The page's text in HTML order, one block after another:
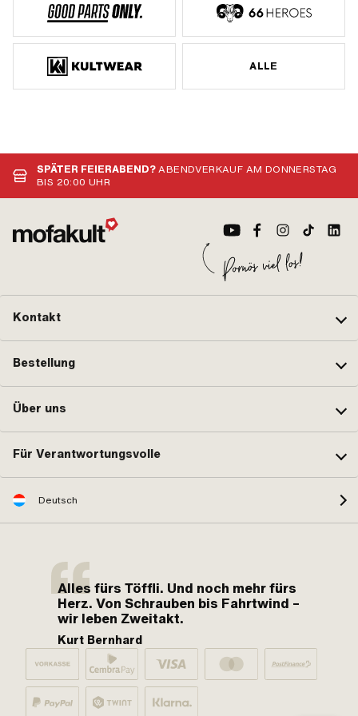
ALLE
SPÄTER FEIERABEND?ABENDVERKAUF AM DONNERSTAG
BIS 20:00 UHR
Kontakt
Bestellung
Über uns
Für Verantwortungsvolle
Deutsch
Alles fürs Töffli. Und noch mehr fürs
Herz. Von Schrauben bis Fahrtwind –
wir leben Zweitakt.
Kurt Bernhard